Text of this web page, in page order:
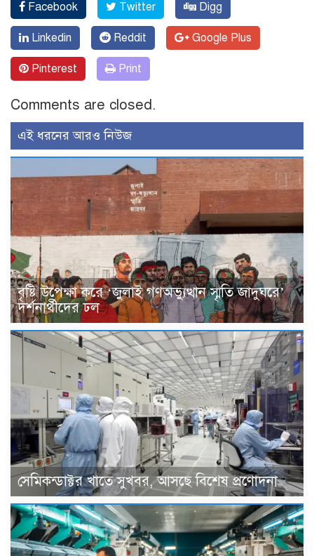
Facebook Twitter Digg
Linkedin Reddit Google Plus
Pinterest Print
Comments are closed.
এই ধরনের আরও নিউজ
বৃষ্টি উপেক্ষা করে ‘জুলাই গণঅভ্যুত্থান স্মৃতি জাদুঘরে’
দর্শনার্থীদের ঢল
সেমিকন্ডাক্টর খাতে সুখবর, আসছে বিশেষ প্রণোদনা